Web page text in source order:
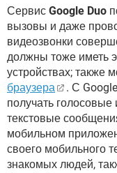
Сервис Google Duo
вызовы и даже
видеозвонки
должны тоже иметь
устройствах; также
браузера
. С
получать
текстовые
мобильном
своего мобильного
знакомых людей,